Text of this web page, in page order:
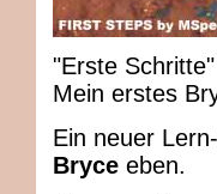
"Erste
Mein erstes
Ein neuer
Bryceeben.